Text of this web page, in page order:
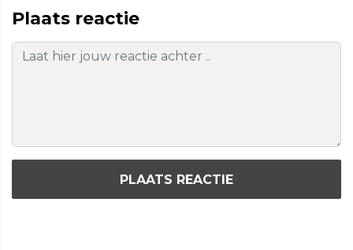
Plaats reactie
PLAATS REACTIE